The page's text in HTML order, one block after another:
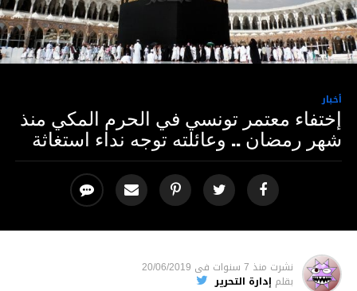
أخبار
إختفاء معتمر تونسي في الحرم المكي منذ
شهر رمضان .. وعائلته توجه نداء استغاثة
نشرت منذ 7 سنوات فى 20/06/2019
بقلم إدارة التحرير